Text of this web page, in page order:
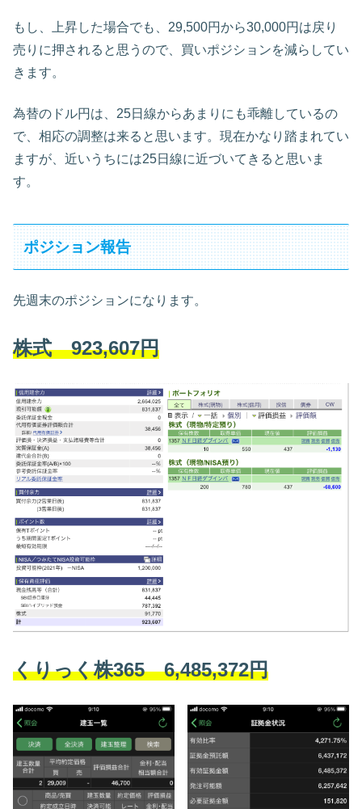
もし、上昇した場合でも、29,500円から30,000円は戻り
売りに押されると思うので、買いポジションを減らしてい
きます。
為替のドル円は、25日線からあまりにも乖離しているの
で、相応の調整は来ると思います。現在かなり踏まれてい
ますが、近いうちには25日線に近づいてきると思いま
す。
ポジション報告
先週末のポジションになります。
株式 923,607円
くりっく株365 6,485,372円